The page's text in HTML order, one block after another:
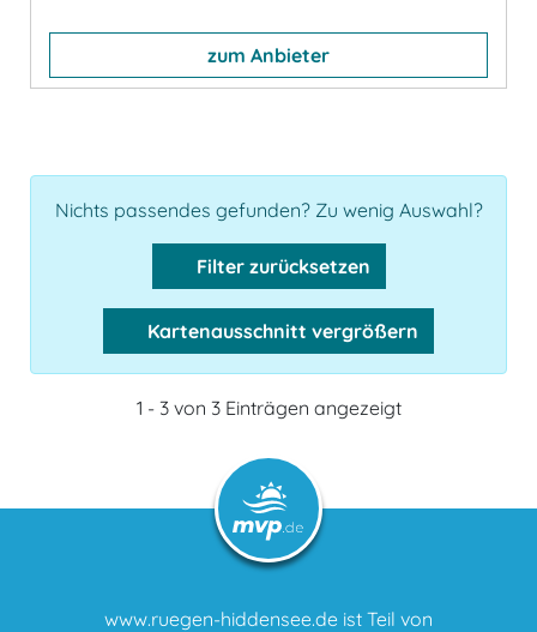
zum Anbieter
Nichts passendes gefunden? Zu wenig Auswahl?
Filter zurücksetzen
Kartenausschnitt vergrößern
1 - 3 von 3 Einträgen angezeigt
www.ruegen-hiddensee.de ist Teil von